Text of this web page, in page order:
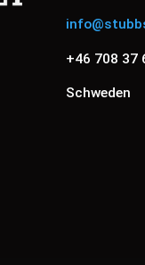
+46 708 37
Schweden